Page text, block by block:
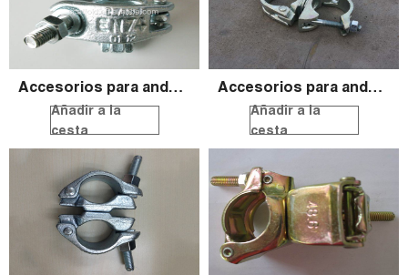
Accesorios para andamios
Añadir a la
cesta
Accesorios para andamios
Añadir a la
cesta